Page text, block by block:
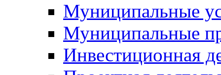
Муниципальные
Муниципальные
Инвестиционная